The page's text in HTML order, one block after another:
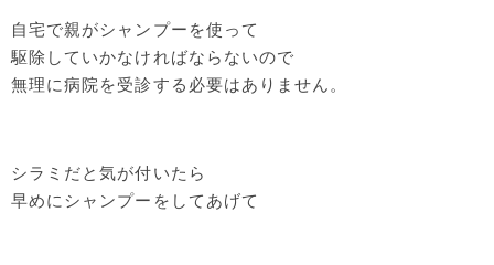
自宅で親がシャンプーを使って
駆除していかなければならないので
無理に病院を受診する必要はありません。
シラミだと気が付いたら
早めにシャンプーをしてあげて